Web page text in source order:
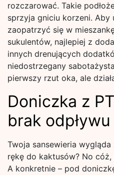
rozczarować. Takie
sprzyja gniciu korzeni.
zaopatrzyć się w
sukulentów, najlepiej z
innych drenujących
niedostrzegany
pierwszy rzut oka, ale
Doniczka z
brak odpływu
Twoja sansewieria wygląda
rękę do kaktusów? No
A konkretnie – pod